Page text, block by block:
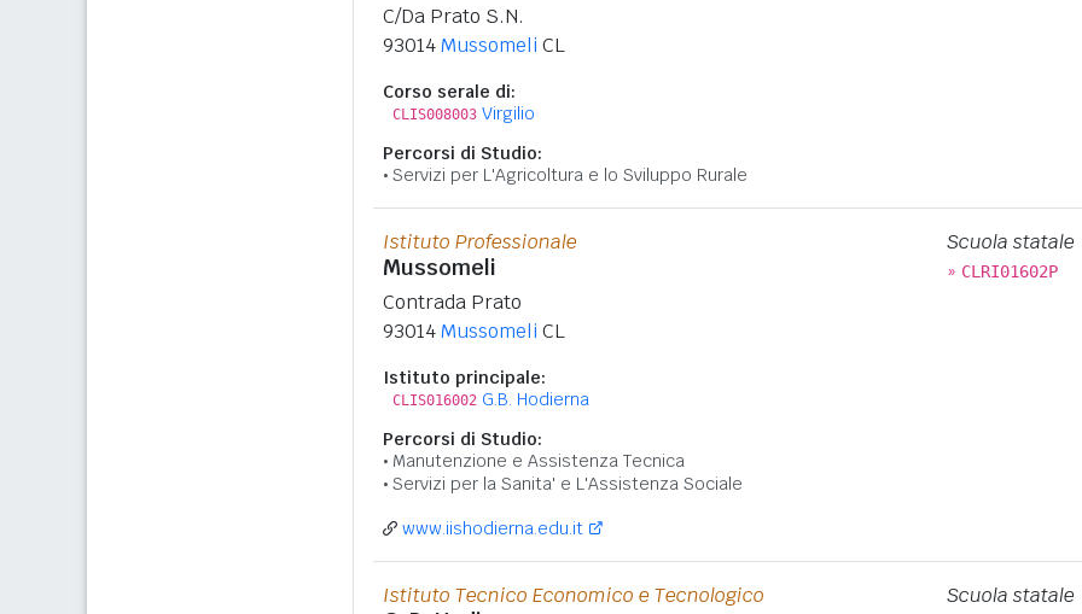
C/Da Prato S.N.
93014Mussomeli CL
Corso serale di:
CLIS008003 Virgilio
Percorsi di Studio:
Servizi per L'Agricoltura e lo Sviluppo Rurale
Istituto Professionale
Mussomeli
Contrada Prato
93014Mussomeli CL
Istituto principale:
CLIS016002 G.B. Hodierna
Percorsi di Studio:
Manutenzione e Assistenza Tecnica
Servizi per la Sanita' e L'Assistenza Sociale
Scuola statale
» CLRI01602P
www.iishodierna.edu.it
Istituto Tecnico Economico e Tecnologico
Scuola statale